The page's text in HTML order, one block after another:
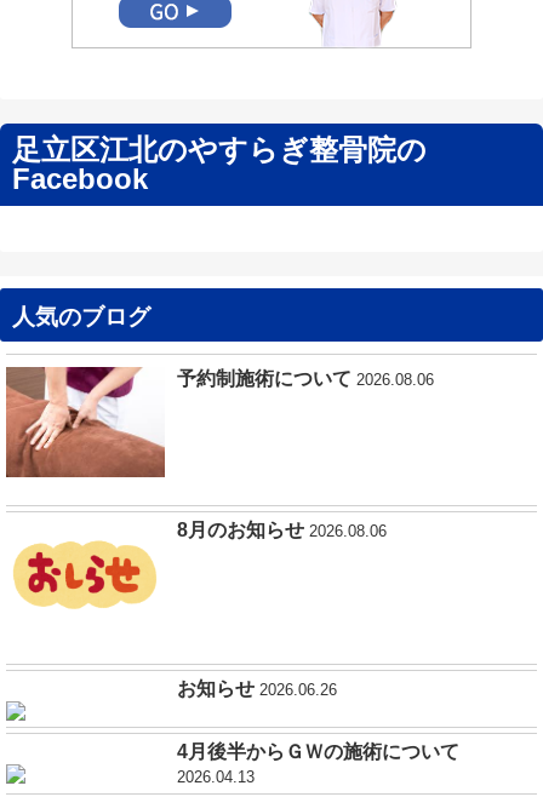
足立区江北のやすらぎ整骨院の
Facebook
人気のブログ
予約制施術について 2026.08.06
8月のお知らせ 2026.08.06
お知らせ 2026.06.26
4月後半からＧＷの施術について
2026.04.13